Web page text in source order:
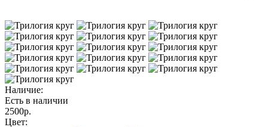
Наличие:
Есть в наличии
2500р.
Цвет: